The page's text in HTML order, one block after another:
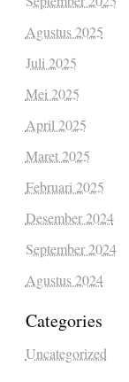
Agustus 2025
Juli 2025
Mei 2025
April 2025
Maret 2025
Februari 2025
Desember 2024
September 2024
Agustus 2024
Categories
Uncategorized